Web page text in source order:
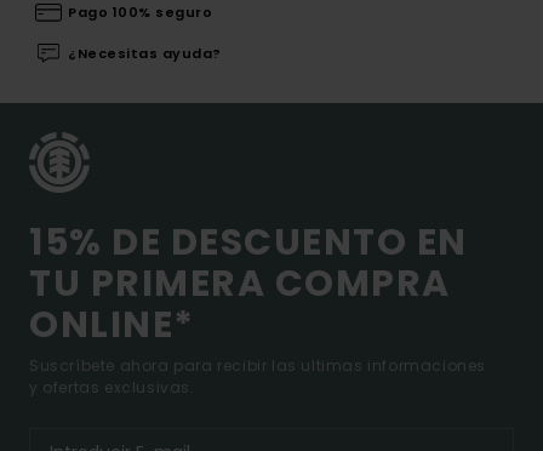
Pago 100% seguro
¿Necesitas ayuda?
15% DE DESCUENTO EN
TU PRIMERA COMPRA
ONLINE*
Suscríbete ahora para recibir las ultimas informaciones
y ofertas exclusivas.